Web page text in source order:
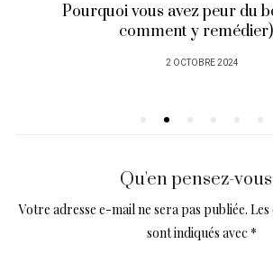
Pourquoi vous avez peur du
comment y
PUBLIÉ
2 OCTOBRE 2024
Qu'en pensez-
Votre adresse e-mail ne sera pas publiée.
sont indiqués avec *